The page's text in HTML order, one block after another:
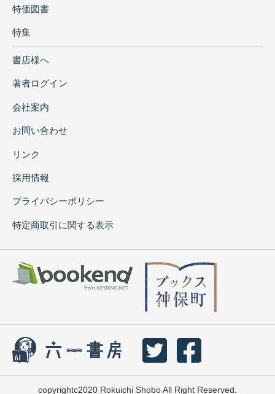
特価図書
特集
書店様へ
著者ログイン
会社案内
お問い合わせ
リンク
採用情報
プライバシーポリシー
特定商取引に関する表示
copyrightc2020 Rokuichi Shobo All Right Reserved.